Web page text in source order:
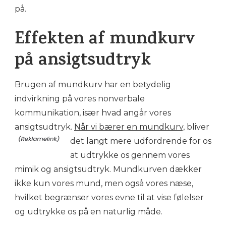
på.
Effekten af mundkurv
på ansigtsudtryk
Brugen af mundkurv har en betydelig
indvirkning på vores nonverbale
kommunikation, især hvad angår vores
ansigtsudtryk. Når vi bærer en mundkurv, bliver
det langt mere udfordrende for os
at udtrykke os gennem vores
mimik og ansigtsudtryk. Mundkurven dækker
ikke kun vores mund, men også vores næse,
hvilket begrænser vores evne til at vise følelser
og udtrykke os på en naturlig måde.